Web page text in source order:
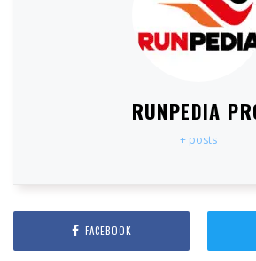
RUNPEDIA
+ posts
FACEBOOK